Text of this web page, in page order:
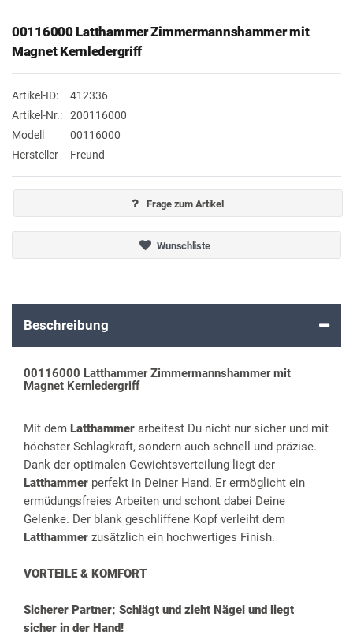
00116000 Latthammer Zimmermannshammer mit
Magnet Kernledergriff
Artikel-ID:
412336
Artikel-Nr.:
200116000
Modell
00116000
Hersteller
Freund
Frage zum Artikel
Wunschliste
Beschreibung
00116000 Latthammer Zimmermannshammer mit
Magnet Kernledergriff
Mit dem Latthammer arbeitest Du nicht nur sicher und mit
höchster Schlagkraft, sondern auch schnell und präzise.
Dank der optimalen Gewichtsverteilung liegt der
Latthammer perfekt in Deiner Hand. Er ermöglicht ein
ermüdungsfreies Arbeiten und schont dabei Deine
Gelenke. Der blank geschliffene Kopf verleiht dem
Latthammer zusätzlich ein hochwertiges Finish.
VORTEILE & KOMFORT
Sicherer Partner: Schlägt und zieht Nägel und liegt
sicher in der Hand!